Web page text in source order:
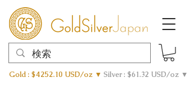
Gold : $4252.10 USD/oz ▼ Silver : $61.32 USD/oz ▼